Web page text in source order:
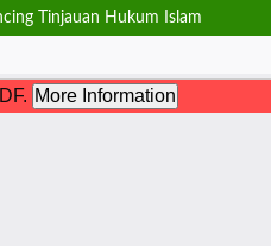
Tinjauan Hukum Islam